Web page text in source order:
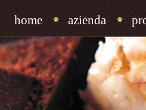
home azienda